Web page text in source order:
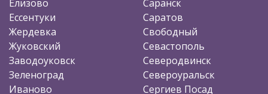
Елизово
Ессентуки
Жердевка
Жуковский
Заводоуковск
Зеленоград
Иваново
Саранск
Саратов
Свободный
Севастополь
Северодвинск
Североуральск
Сергиев Посад